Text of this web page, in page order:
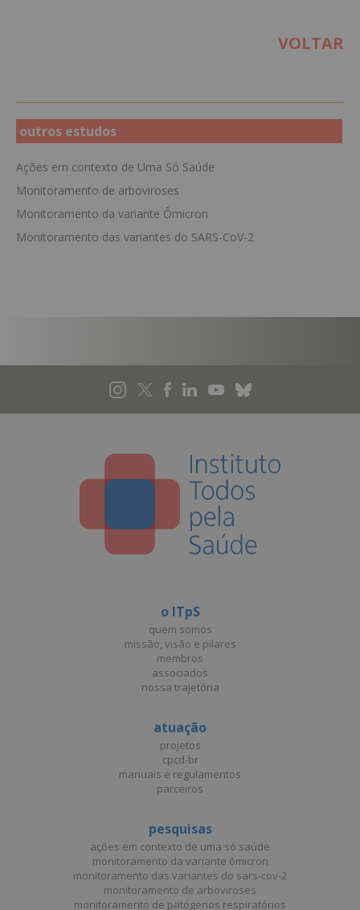
VOLTAR
outros estudos
Ações em contexto de Uma Só Saúde
Monitoramento de arboviroses
Monitoramento da variante Ômicron
Monitoramento das variantes do SARS-CoV-2
o ITpS
quem somos
missão, visão e pilares
membros
associados
nossa trajetória
atuação
projetos
cpcd-br
manuais e regulamentos
parceiros
pesquisas
ações em contexto de uma só saúde
monitoramento da variante ômicron
monitoramento das variantes do sars-cov-2
monitoramento de arboviroses
monitoramento de patógenos respiratórios